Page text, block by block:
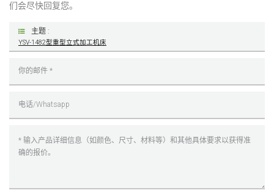
们会尽快回复您。
主题 :
YSV-1482型重型立式加工机床